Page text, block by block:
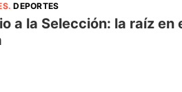
.DEPORTES
a la Selección: la raíz